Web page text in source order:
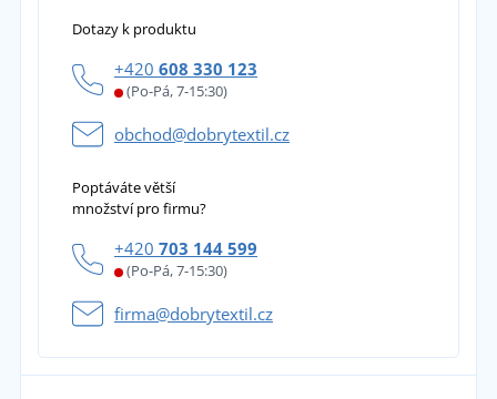
Dotazy k produktu
+420 608 330 123
(Po-Pá, 7-15:30)
obchod@dobrytextil.cz
Poptáváte větší
množství pro firmu?
+420 703 144 599
(Po-Pá, 7-15:30)
firma@dobrytextil.cz